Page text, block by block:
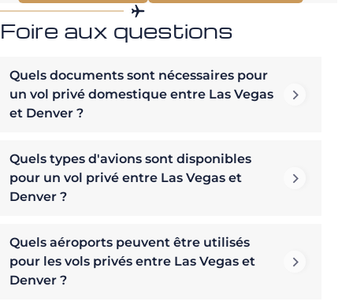
Foire aux questions
Quels documents sont nécessaires pour
un vol privé domestique entre Las Vegas
et Denver ?
Quels types d'avions sont disponibles
pour un vol privé entre Las Vegas et
Denver ?
Quels aéroports peuvent être utilisés
pour les vols privés entre Las Vegas et
Denver ?